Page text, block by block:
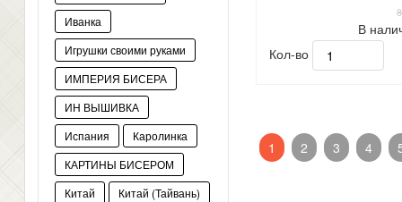
Иванка
Игрушки своими руками
ИМПЕРИЯ БИСЕРА
ИН ВЫШИВКА
Испания
Каролинка
КАРТИНЫ БИСЕРОМ
Китай
Китай (Тайвань)
В
Кол-во
1 2 3 4